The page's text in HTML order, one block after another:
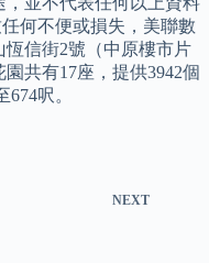
何不便或損失，美聯數
信街2號（中原樓市片
共有17座，提供3942個
呎。
NEXT